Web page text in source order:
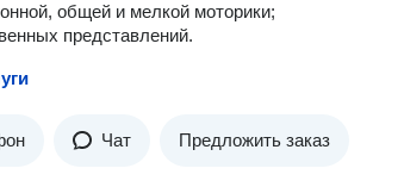
общей и мелкой моторики;
представлений.
Чат Предложить заказ